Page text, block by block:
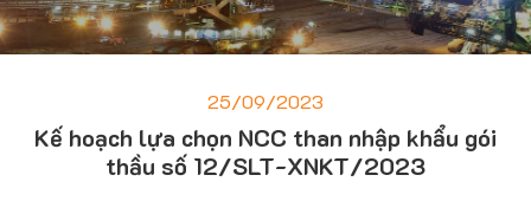
25/09/2023
Kế hoạch lựa chọn NCC than nhập khẩu gói
thầu số 12/SLT-XNKT/2023